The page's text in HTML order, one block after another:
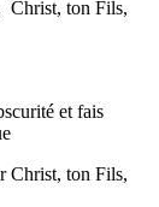
Christ, ton Fils,
et fais
Christ, ton Fils,